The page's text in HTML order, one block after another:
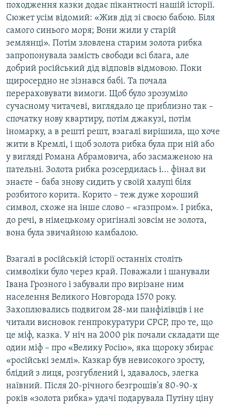
походження казки додає пікантності нашій історії.
Сюжет усім відомий: «Жив дід зі своєю бабою. Біля
самого синього моря; Вони жили у старій
землянці». Потім зловлена старим золота рибка
запропонувала замість свободи всі блага, але
добрий російський дід відповів відмовою. Поки
щиросердно не зізнався бабі. Та почала
перераховувати вимоги. Щоб було зрозуміло
сучасному читачеві, виглядало це приблизно так –
спочатку нову квартиру, потім джакузі, потім
іномарку, а в решті решт, взагалі вирішила, що хоче
жити в Кремлі, і щоб золота рибка була при ній або
у вигляді Романа Абрамовича, або засмаженою на
пательні. Золота рибка розсердилась і... фінал ви
знаєте – баба знову сидить у своїй халупі біля
розбитого корита. Корито – теж дуже хороший
символ, схоже на інше слово – «газпром». І рибка,
до речі, в німецькому оригіналі зовсім не золота,
вона була звичайною камбалою.
Взагалі в російській історії останніх століть
символіки було через край. Поважали і шанували
Івана Грозного і забували про вирізане ним
населення Великого Новгорода 1570 року.
Захоплювались подвигом 28-ми панфілівців і не
читали висновок генпрокуратури СРСР, про те, що
це міф, казка. У ніч на 2000 рік почали складати ще
один міф – про «Велику Росію», яка щороку збирає
«російські землі». Казкар був невисокого зросту,
блідий з лиця, розгублений і, здавалось, злегка
наївний. Після 20-річного безгрошів'я 80-90-х
років «золота рибка» удачі подарувала Путіну ціну